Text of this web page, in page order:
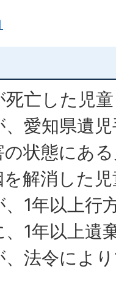
亡した児童
愛知県遺
状態にあ
解消した
1年以上行
1年以上遺
法令によ